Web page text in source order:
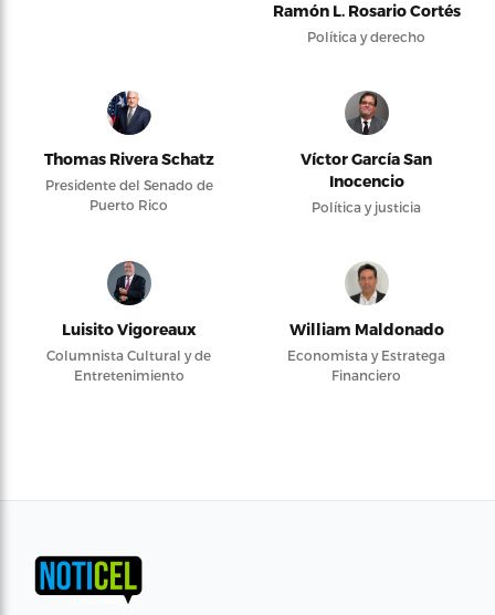
Ramón L. Rosario Cortés
Política y derecho
Thomas Rivera Schatz
Presidente del Senado de
Puerto Rico
Víctor García San
Inocencio
Política y justicia
Luisito Vigoreaux
Columnista Cultural y de
Entretenimiento
William Maldonado
Economista y Estratega
Financiero